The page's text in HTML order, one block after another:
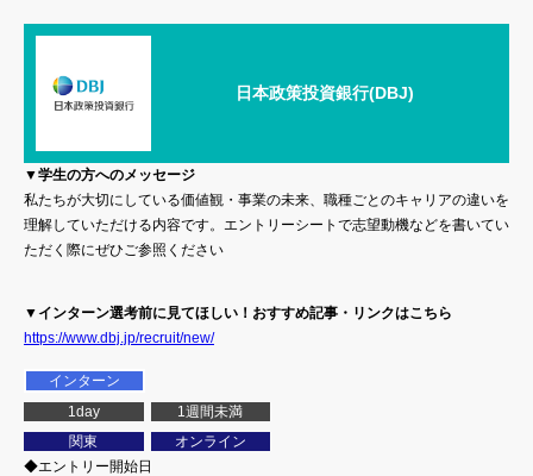
日本政策投資銀行(DBJ)
▼学生の方へのメッセージ
私たちが大切にしている価値観・事業の未来、職種ごとのキャリアの違いを
理解していただける内容です。エントリーシートで志望動機などを書いてい
ただく際にぜひご参照ください
▼インターン選考前に見てほしい！おすすめ記事・リンクはこちら
https://www.dbj.jp/recruit/new/
インターン
1day
1週間未満
関東
オンライン
◆エントリー開始日